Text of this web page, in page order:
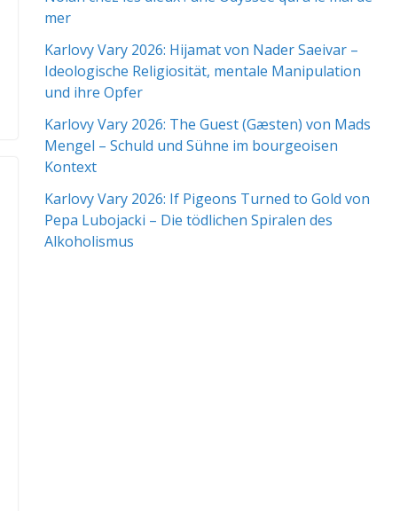
mer
Karlovy Vary 2026: Hijamat von Nader Saeivar​​ –
Ideologische Religiosität, mentale Manipulation
und ihre Opfer
Karlovy Vary 2026: The Guest (Gæsten) von Mads
Mengel – Schuld und Sühne im bourgeoisen
Kontext
Karlovy Vary 2026: If Pigeons Turned to Gold von
Pepa Lubojacki – Die tödlichen Spiralen des
Alkoholismus